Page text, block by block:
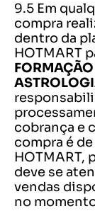
9.5 Em
compra
dentro da
HOTMART
cobrança e
compra é
HOTMART,
deve se
vendas
no